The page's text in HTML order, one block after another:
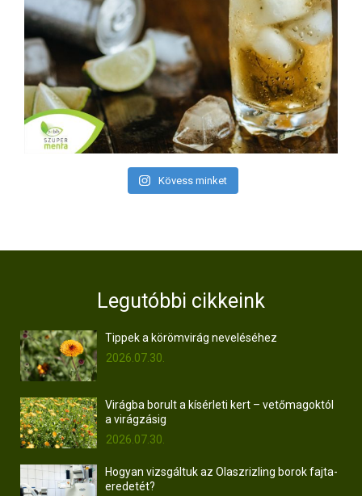
Kövess minket
Legutóbbi cikkeink
Tippek a körömvirág neveléséhez
2026.07.30.
Virágba borult a kísérleti kert – vetőmagoktól
a virágzásig
2026.07.30.
Hogyan vizsgáltuk az Olaszrizling borok fajta-
eredetét?